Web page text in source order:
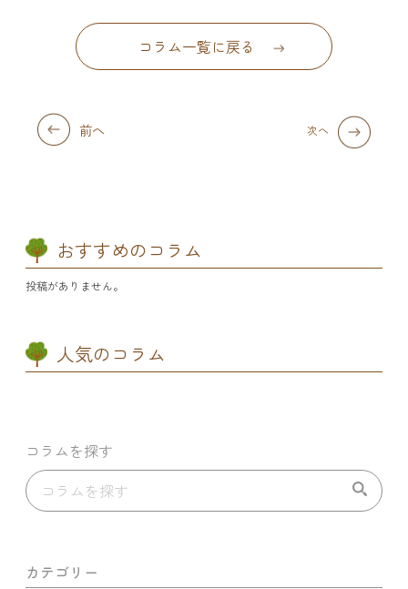
コラム一覧に戻る
前へ 次へ
おすすめのコラム
投稿がありません。
人気のコラム
コラムを探す
カテゴリー